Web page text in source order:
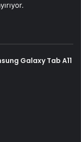
Galaxy Tab A11